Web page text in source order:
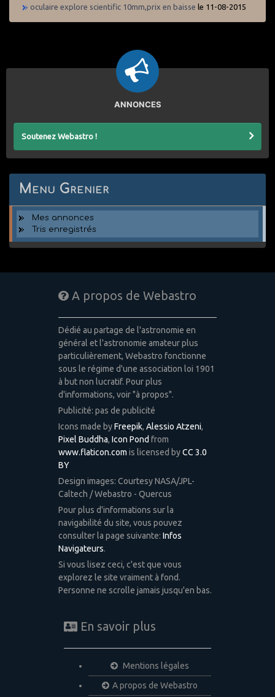
oculaire explore scientific 10mm,prix en baisse le 11-08-2015
ANNONCES
Soutenez Webastro !
Menu Grenier
Mes annonces
Tris enregistrés
A propos de Webastro
Dédié au partage de l'astronomie en
général et l'astronomie amateur plus
particulièrement, Webastro fonctionne
sous le régime d'une association loi 1901
à but non lucratif. Pour plus
d'informations, voir "à propos".
Publicité: pas de publicité
Icons made byFreepik, Alessio Atzeni,
Pixel Buddha, Icon Pond from
www.flaticon.com is licensed byCC 3.0
BY
Design images: Courtesy NASA/JPL-
Caltech / Webastro - Quercus
Pour plus d'informations sur la
navigabilité du site, vous pouvez
consulter la page suivante: Infos
Navigateurs.
Si vous lisez ceci, c'est que vous
explorez le site vraiment à fond.
Personne ne scrolle jamais jusqu'en bas.
En savoir plus
Mentions légales
A propos de Webastro